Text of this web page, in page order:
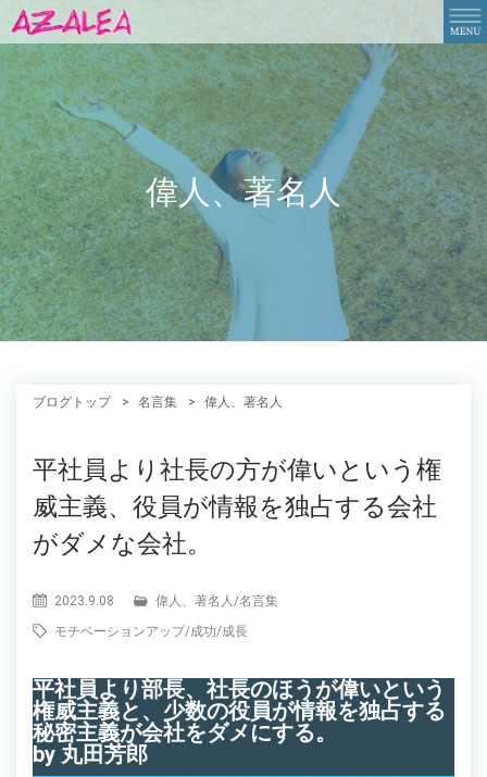
偉人、著名人
ブログトップ 名言集 偉人、著名人
平社員より社長の方が偉いという権
威主義、役員が情報を独占する会社
がダメな会社。
2023.9.08 偉人、著名人 /名言集
モチベーションアップ/成功/成長
平社員より部長、社長のほうが偉いという
権威主義と、少数の役員が情報を独占する
秘密主義が会社をダメにする。
by 丸田芳郎